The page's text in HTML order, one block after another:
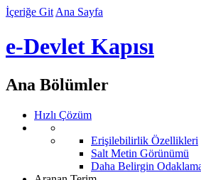
İçeriğe Git Ana Sayfa
e-Devlet Kapısı
Ana Bölümler
Hızlı Çözüm
Erişilebilirlik Özellikleri
Salt Metin Görünümü
Daha Belirgin